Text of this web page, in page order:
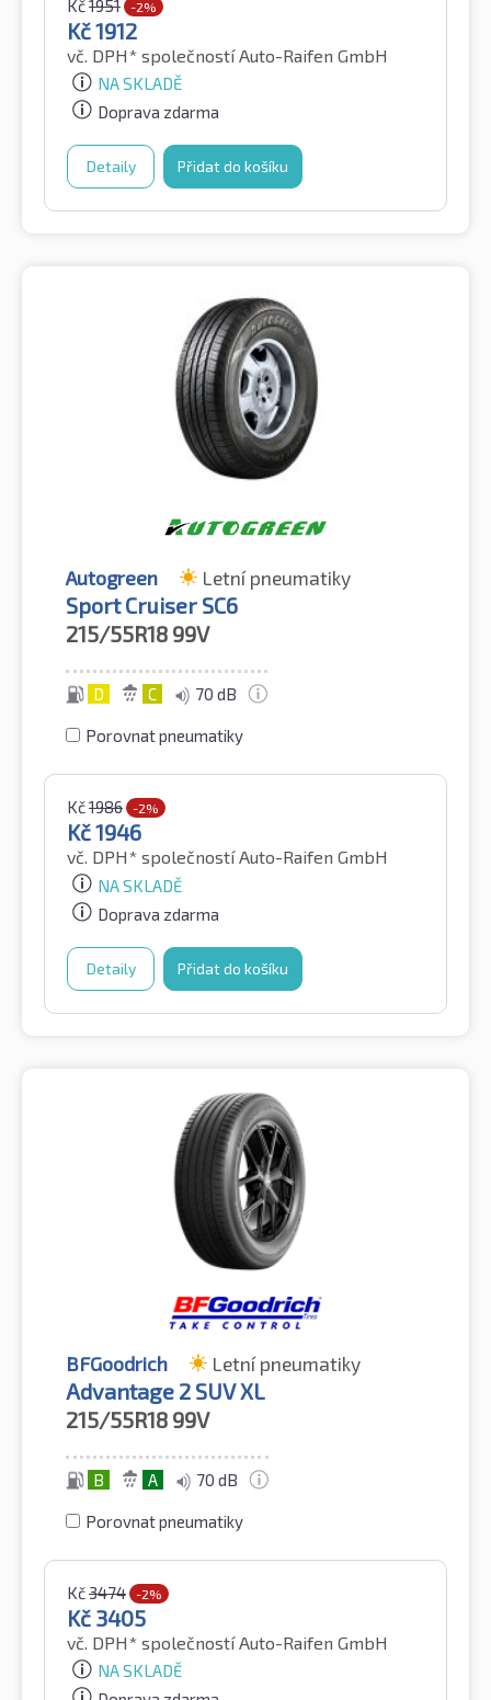
Kč1951 -2%
Kč1912
vč. DPH* společností Auto-Raifen GmbH
NA SKLADĚ
Doprava zdarma
Detaily Přidat do košíku
Autogreen Letní pneumatiky
Sport Cruiser SC6
215/55R18 99V
D C 70 dB
Porovnat pneumatiky
Kč1986 -2%
Kč1946
vč. DPH* společností Auto-Raifen GmbH
NA SKLADĚ
Doprava zdarma
Detaily Přidat do košíku
BFGoodrich Letní pneumatiky
Advantage 2 SUV XL
215/55R18 99V
B A 70 dB
Porovnat pneumatiky
Kč3474 -2%
Kč 3405
vč. DPH* společností Auto-Raifen GmbH
NA SKLADĚ